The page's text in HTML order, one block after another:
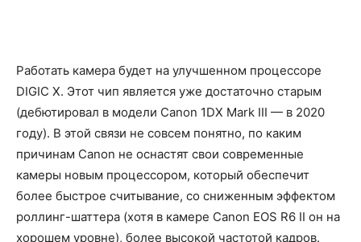
Работать камера будет на улучшенном процессоре
DIGIC X. Этот чип является уже достаточно старым
(дебютировал в модели Canon 1DX Mark III — в 2020
году). В этой связи не совсем понятно, по каким
причинам Canon не оснастят свои современные
камеры новым процессором, который обеспечит
более быстрое считывание, со сниженным эффектом
роллинг-шаттера (хотя в камере Canon EOS R6 II он на
хорошем уровне), более высокой частотой кадров.